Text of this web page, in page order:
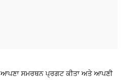
ਆਪਣਾ ਸਮਰਥਨ ਪ੍ਰਗਟ ਕੀਤਾ ਅਤੇ ਆਪਣੀ